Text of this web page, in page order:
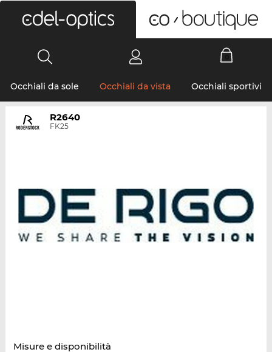
Occhiali da sole Occhiali da vista Occhiali sportivi
R2640
FK25
Misure e disponibilità